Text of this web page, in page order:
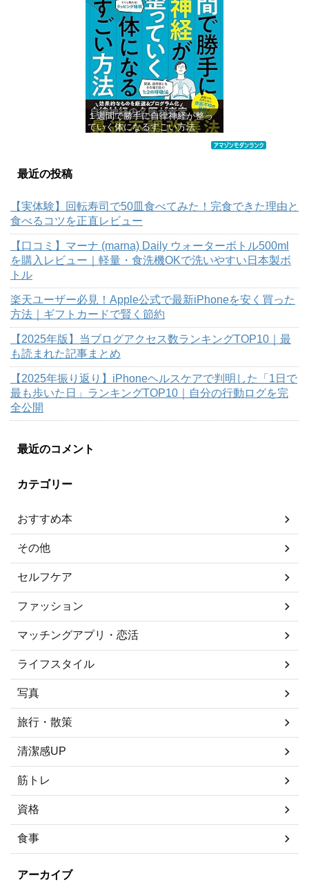
価格：¥1,455
１週間で勝手に自律神経が整っ
ていく体になるすごい方法
価格：¥941
最近の投稿
【実体験】回転寿司で50皿食べてみた！完食できた理由と
食べるコツを正直レビュー
【口コミ】マーナ (marna) Daily ウォーターボトル500ml
を購入レビュー｜軽量・食洗機OKで洗いやすい日本製ボ
トル
楽天ユーザー必見！Apple公式で最新iPhoneを安く買った
方法｜ギフトカードで賢く節約
【2025年版】当ブログアクセス数ランキングTOP10｜最
も読まれた記事まとめ
【2025年振り返り】iPhoneヘルスケアで判明した「1日で
最も歩いた日」ランキングTOP10｜自分の行動ログを完
全公開
最近のコメント
カテゴリー
おすすめ本
その他
セルフケア
ファッション
マッチングアプリ・恋活
ライフスタイル
写真
旅行・散策
清潔感UP
筋トレ
資格
食事
アーカイブ